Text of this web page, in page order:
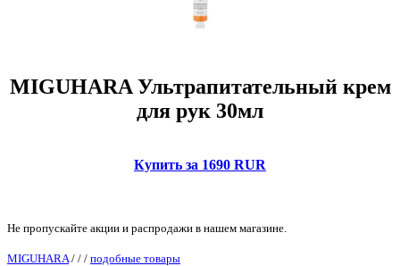
MIGUHARA Ультрапитательный крем
для рук 30мл
Купить за 1690 RUR
Не пропускайте акции и распродажи в нашем магазине.
MIGUHARA / / / подобные товары